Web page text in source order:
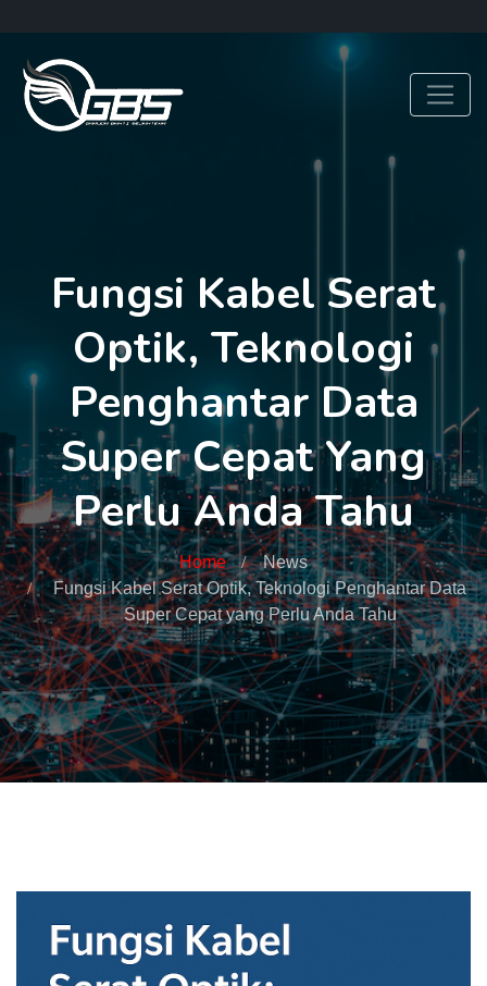
Fungsi Kabel Serat
Optik, Teknologi
Penghantar Data
Super Cepat Yang
Perlu Anda Tahu
Home
News
Fungsi Kabel Serat Optik, Teknologi Penghantar Data
Super Cepat yang Perlu Anda Tahu